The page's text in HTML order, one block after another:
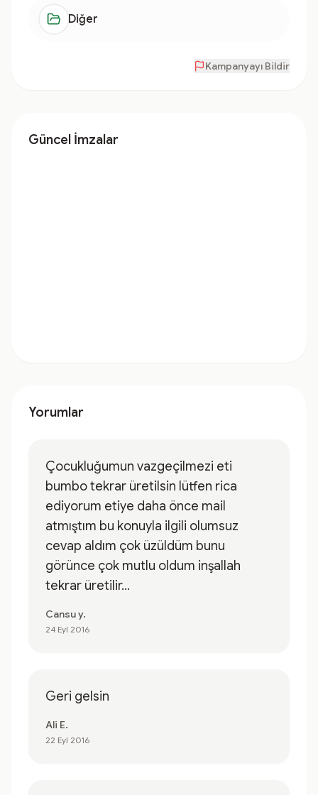
Diğer
Kampanyayı Bildir
Güncel İmzalar
Yorumlar
Çocukluğumun vazgeçilmezi eti
bumbo tekrar üretilsin lütfen rica
ediyorum etiye daha önce mail
atmıştım bu konuyla ilgili olumsuz
cevap aldım çok üzüldüm bunu
görünce çok mutlu oldum inşallah
tekrar üretilir...
Cansu y.
24 Eyl 2016
Geri gelsin
Ali E.
22 Eyl 2016